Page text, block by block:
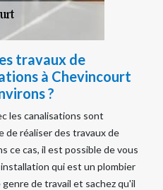
travaux de
à Chevincourt
?
les canalisations sont
de réaliser des travaux de
ce cas, il est possible de vous
qui est un plombier
de travail et sachez qu'il